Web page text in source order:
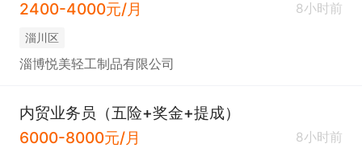
2400-4000元/月 8小时前
淄川区
淄博悦美轻工制品有限公司
内贸业务员（五险+奖金+提成）
6000-8000元/月
8小时前